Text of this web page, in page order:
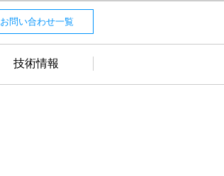
お問い合わせ一覧
技術情報